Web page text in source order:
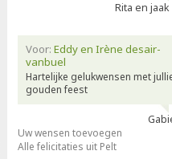
Rita en
Voor: Eddy en Irène desair-
vanbuel
Hartelijke gelukwensen met
gouden feest
Uw wensen toevoegen
Alle felicitaties uit Pelt